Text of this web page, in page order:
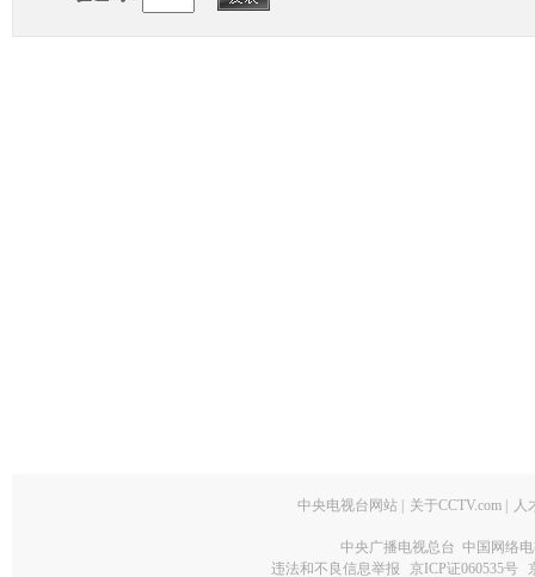
中央电视台网站 关于CCTV.com 人
中央广播电视总台 中国网络
违法和不良信息举报
京ICP证060535号